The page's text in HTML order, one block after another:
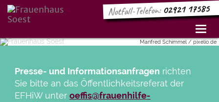
Notfall-Telefon:02921 17585
Manfred Schimmel / pixelio.de
Presse- und Informationsanfragen richten
Sie bitte an das Öffentlichkeitsreferat der
EFHiW unter oeffis@frauenhilfe-